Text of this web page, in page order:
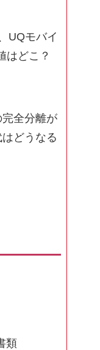
UQモバイ
はどこ？
完全分離が
どうなる
類